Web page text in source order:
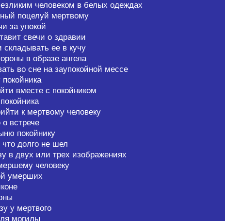
человеком в белых одеждах
поцелуй мертвому
за упокой
свечи о здравии
складывать ее в кучу
в образе ангела
во сне на заупокойной мессе
вместе с покойником
к мертвому человеку
встрече
покойнику
что долго не шел
в двух или трех изображениях
человеку
умерших
у мертвого
могилы